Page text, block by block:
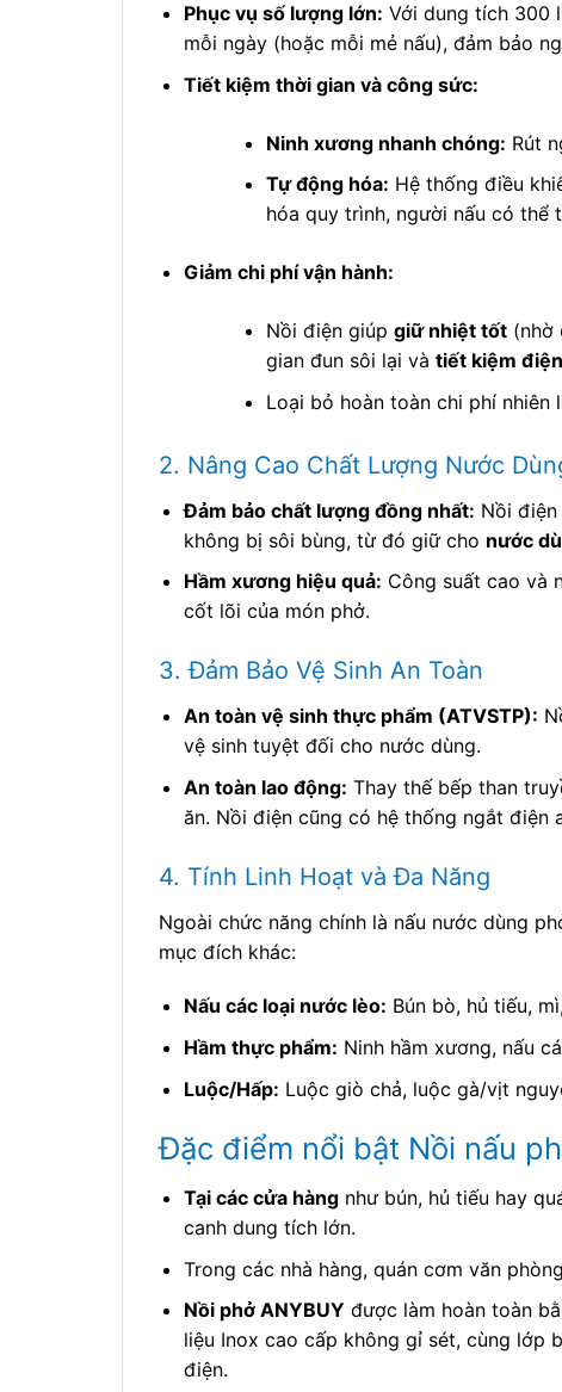
Phục vụ số lượng lớn: Với dung tích 300
mỗi ngày (hoặc mỗi mẻ nấu), đảm bảo
Tiết kiệm thời gian và công sức:
Ninh xương nhanh chóng: Rút
Tự động hóa: Hệ thống điều
hóa quy trình, người nấu có thể
Giảm chi phí vận hành:
Nồi điện giúp giữ nhiệt tốt(nhờ
gian đun sôi lại và tiết kiệm
Loại bỏ hoàn toàn chi phí nhiên
2. Nâng Cao Chất Lượng Nước
Đảm bảo chất lượng đồng nhất: Nồi
không bị sôi bùng, từ đó giữ cho nước
Hầm xương hiệu quả: Công suất cao và
cốt lõi của món phở.
3. Đảm Bảo Vệ Sinh An Toàn
An toàn vệ sinh thực phẩm (ATVSTP):
vệ sinh tuyệt đối cho nước dùng.
An toàn lao động: Thay thế bếp than
ăn. Nồi điện cũng có hệ thống ngắt điện
4. Tính Linh Hoạt và Đa Năng
Ngoài chức năng chính là nấu nước dùng
mục đích khác:
Nấu các loại nước lèo: Bún bò, hủ tiếu,
Hầm thực phẩm: Ninh hầm xương, nấu
Luộc/Hấp: Luộc giò chả, luộc gà/vịt
Đặc điểm nổi bật Nồi nấu
Tại các cửa hàngnhư bún, hủ tiếu hay
canh dung tích lớn.
Trong các nhà hàng, quán cơm văn
Nồi phở ANYBUY được làm hoàn toàn
liệu Inox cao cấp không gỉ sét, cùng lớp
điện.